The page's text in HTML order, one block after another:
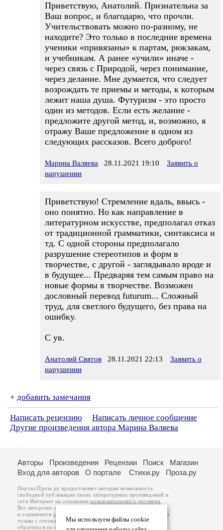
Приветствую, Анатолий. Признательна за
Ваш вопрос, и благодарю, что прочли.
Учительствовать можно по-разному, не
находите? Это только в последние времена
ученики «привязаны» к партам, рюкзакам,
и учебникам. А ранее «учили» иначе -
через связь с Природой, через понимание,
через делание. Мне думается, что следует
возрождать те приемы и методы, к которым
лежит наша душа. Футуризм - это просто
один из методов. Если есть желание -
предложите другой метод, и, возможно, я
отражу Ваше предложение в одном из
следующих рассказов. Всего доброго!
Марина Валяева 28.11.2021 19:10
Заявить о
нарушении
Приветствую! Стремление вдаль, ввысь -
оно понятно. Но как направление в
литературном искусстве, предполагал отказ
от традиционной грамматики, синтаксиса и
тд. С одной стороны предполагало
разрушение стереотипов и форм в
творчестве, с другой - заглядывало вроде и
в будущее... Предваряя тем самым право на
новые формы в творчестве. Возможен
дословный перевод futurum... Сложный
труд, для светлого будущего, без права на
ошибку.
С ув.
Анатолий Святов 28.11.2021 22:13
Заявить о
нарушении
+ добавить замечания
Написать рецензию
Написать личное сообщение
Другие произведения автора Марина Валяева
Мы используем файлы cookie
Авторы Произведения Рецензии Поиск
Магазин
Вход для авторов
О портале Стихи.ру Проза.ру
Портал Проза.ру предоставляет авторам возможность
свободной публикации своих литературных произведений в
сети Интернет на основаниипользовательского договора
Все авторские права на произведения принадлежат авторам
и охраняются законом
. Перепечатка произведений возможна
только с согласия его автора, к которому вы можете
обратиться на его авторской странице. Ответственность за